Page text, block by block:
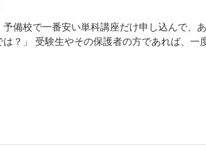
予備校で一番安い単科講座だけ申し込んで、
？」 受験生やその保護者の方であれば、一